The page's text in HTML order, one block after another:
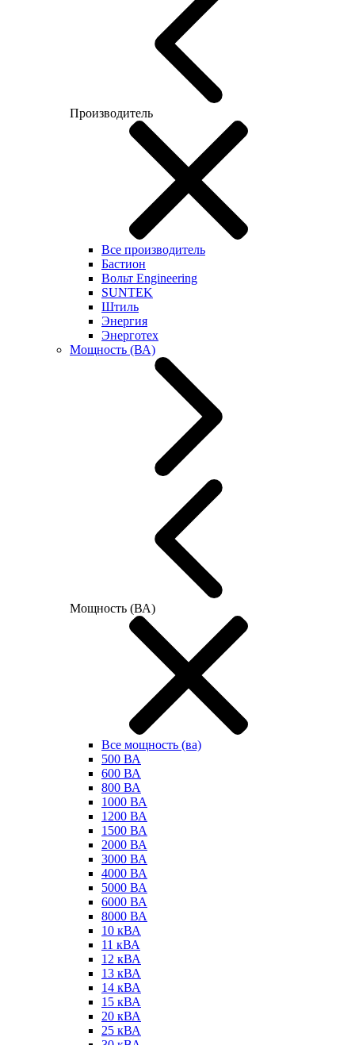
Производитель
Все производитель
Бастион
Вольт Engineering
SUNTEK
Штиль
Энергия
Энерготех
Мощность (ВА)
Мощность (ВА)
Все мощность (ва)
500 ВА
600 ВА
800 ВА
1000 ВА
1200 ВА
1500 ВА
2000 ВА
3000 ВА
4000 ВА
5000 ВА
6000 ВА
8000 ВА
10 кВА
11 кВА
12 кВА
13 кВА
14 кВА
15 кВА
20 кВА
25 кВА